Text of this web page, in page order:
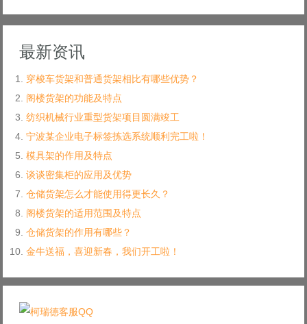
最新资讯
穿梭车货架和普通货架相比有哪些优势？
阁楼货架的功能及特点
纺织机械行业重型货架项目圆满竣工
宁波某企业电子标签拣选系统顺利完工啦！
模具架的作用及特点
谈谈密集柜的应用及优势
仓储货架怎么才能使用得更长久？
阁楼货架的适用范围及特点
仓储货架的作用有哪些？
金牛送福，喜迎新春，我们开工啦！